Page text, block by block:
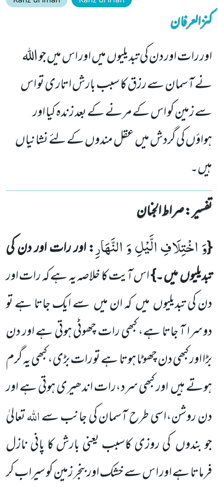
کنزالعرفان
اور رات اور دن کی تبدیلیوں میں اور اس میں جو اللہ
نے آسمان سے رزق کا سبب بارش اتاری تو اس
سے زمین کو اس کے مرنے کے بعد زندہ کیا اور
ہواؤں کی گردش میں عقل مندوں کے لئے نشانیاں
ہیں۔
تفسیر : ‎صراط الجنان
{وَ اخْتِلَافِ الَّیْلِ وَ النَّهَارِ: اور رات اور دن کی
تبدیلیوںمیں ۔}اس آیت کا خلاصہ یہ ہے کہ رات اور
دن کی تبدیلیوںمیںکہ ان میںسے ایک جاتا ہے تو
دوسرا آ جاتا ہے، کبھی رات چھوٹی ہوتی ہے اور دن
بڑا اور کبھی دن چھوٹا ہوتا ہے تو رات بڑی، کبھی یہ گرم
ہوتے ہیںاور کبھی سرد،رات اندھیری ہوتی ہے اور
دن روشن،اسی طرح آسمان کی جانب سےاللہتعالیٰ
جو بندوں کی روزی کاسبب یعنی بارش کا پانی نازل
فرماتا ہے اور ا س سے خشک اور بنجر زمین کو سیراب کر